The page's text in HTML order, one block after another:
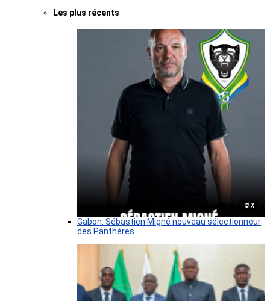
Les plus récents
© X
Gabon: Sébastien Migné nouveau sélectionneur
des Panthères